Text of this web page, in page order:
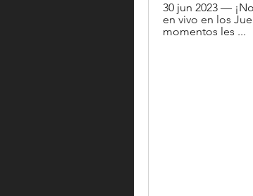
30 jun 2023 —
en vivo en los
momentos les ...